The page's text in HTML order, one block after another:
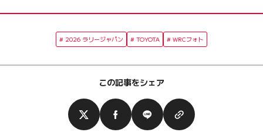
2026 ラリージャパン TOYOTA WRCフォト
この記事をシェア